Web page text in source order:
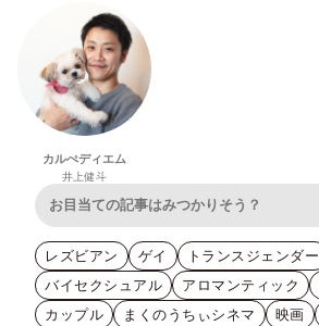
カルぺディエム
井上健斗
レズビアン ゲイ
トランスジェンダー
バイセクシュアル
アロマンティック
カップル
まくのうちぃシネマ 映画